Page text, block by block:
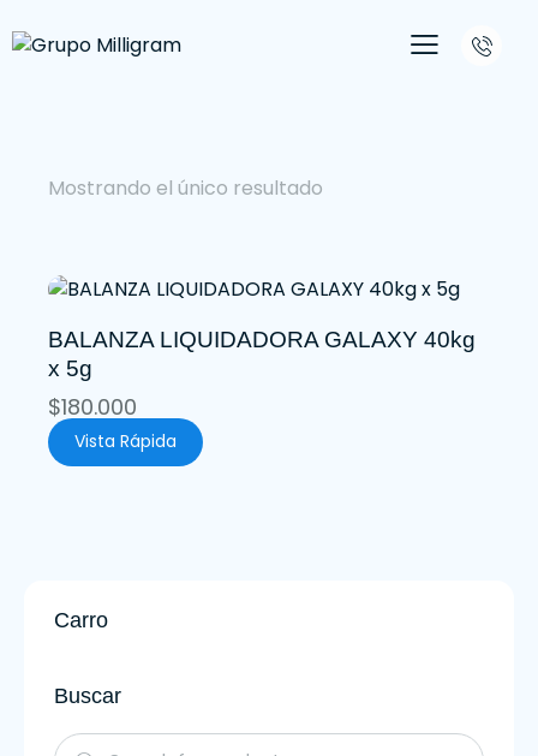
Mostrando el único resultado
BALANZA LIQUIDADORA GALAXY 40kg
x 5g
$180.000
Vista Rápida
Carro
Buscar